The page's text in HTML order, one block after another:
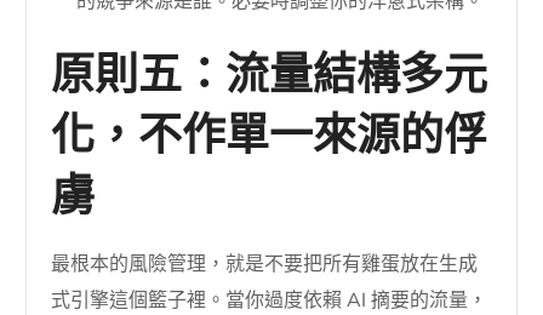
原則五：流量結構多元
化，不作單一來源的俘
虜
最根本的風險管理，就是不要把所有雞蛋放在生成
式引擎這個籃子裡。當你過度依賴 AI 摘要的流量，